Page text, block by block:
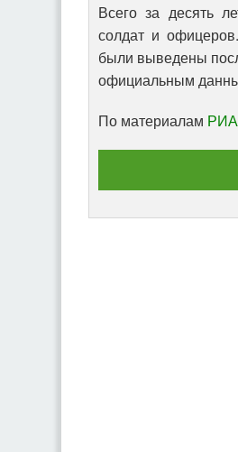
Всего за десять
солдат и
были выведены
официальным
По материалам РИА